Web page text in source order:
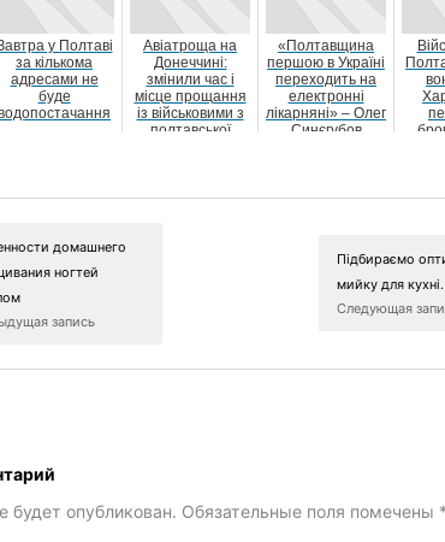
у Полтаві
за кількома
адресами не
буде
Авіатроща на
Донеччині:
змінили час і
місце прощання
із військовими з
полтавської
«Полтавщина
першою в Україні
переходить на
електронні
лікарняні» – Олег
Синєгубов
домашнего
ногтей
запись
Підбираємо
мийку для кухні.
Следующая
будет опубликован. Обязательные поля помечены *